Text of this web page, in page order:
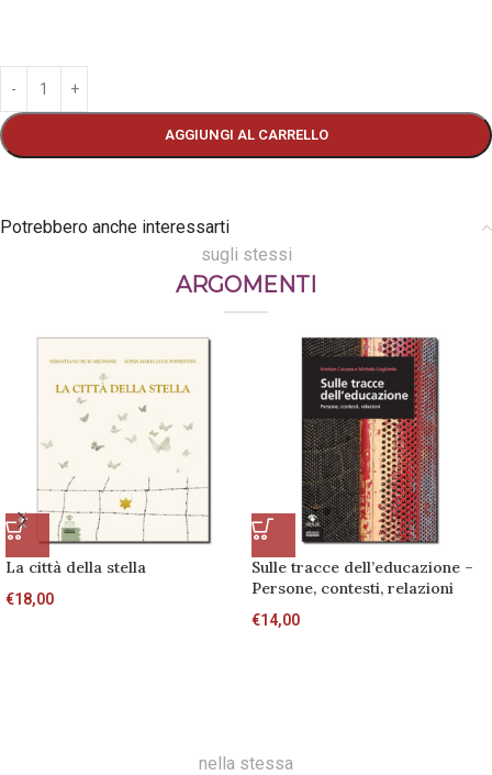
AGGIUNGI AL CARRELLO
Potrebbero anche interessarti
sugli stessi
ARGOMENTI
La città della stella
€18,00
Sulle tracce dell’educazione –
Persone, contesti, relazioni
€14,00
nella stessa